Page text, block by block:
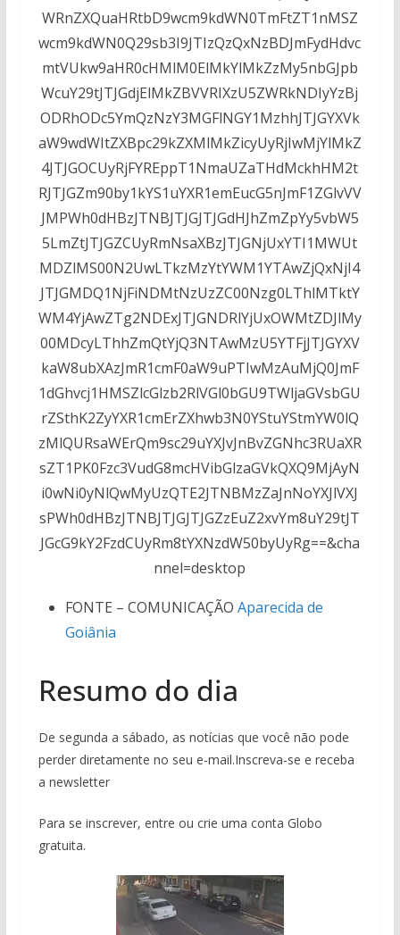
WRnZXQuaHRtbD9wcm9kdWN0TmFtZT1nMSZ
wcm9kdWN0Q29sb3I9JTIzQzQxNzBDJmFydHdvc
mtVUkw9aHR0cHMlM0ElMkYlMkZzMy5nbGJpb
WcuY29tJTJGdjElMkZBVVRIXzU5ZWRkNDIyYzBj
ODRhODc5YmQzNzY3MGFlNGY1MzhhJTJGYXVk
aW9wdWItZXBpc29kZXMlMkZicyUyRjIwMjYlMkZ
4JTJGOCUyRjFYREppT1NmaUZaTHdMckhHM2t
RJTJGZm90by1kYS1uYXR1emEucG5nJmF1ZGlvVV
JMPWh0dHBzJTNBJTJGJTJGdHJhZmZpYy5vbW5
5LmZtJTJGZCUyRmNsaXBzJTJGNjUxYTI1MWUt
MDZlMS00N2UwLTkzMzYtYWM1YTAwZjQxNjI4
JTJGMDQ1NjFiNDMtNzUzZC00Nzg0LThlMTktY
WM4YjAwZTg2NDExJTJGNDRlYjUxOWMtZDJlMy
00MDcyLThhZmQtYjQ3NTAwMzU5YTFjJTJGYXV
kaW8ubXAzJmR1cmF0aW9uPTIwMzAuMjQ0JmF
1dGhvcj1HMSZlcGlzb2RlVGl0bGU9TWljaGVsbGU
rZSthK2ZyYXR1cmErZXhwb3N0YStuYStmYW0lQ
zMlQURsaWErQm9sc29uYXJvJnBvZGNhc3RUaXR
sZT1PK0Fzc3VudG8mcHVibGlzaGVkQXQ9MjAyN
i0wNi0yNlQwMyUzQTE2JTNBMzZaJnNoYXJlVXJ
sPWh0dHBzJTNBJTJGJTJGZzEuZ2xvYm8uY29tJT
JGcG9kY2FzdCUyRm8tYXNzdW50byUyRg==&cha
nnel=desktop
FONTE – COMUNICAÇÃO Aparecida de
Goiânia
Resumo do dia
De segunda a sábado, as notícias que você não pode
perder diretamente no seu e-mail.Inscreva-se e receba
a newsletter
Para se inscrever, entre ou crie uma conta Globo
gratuita.